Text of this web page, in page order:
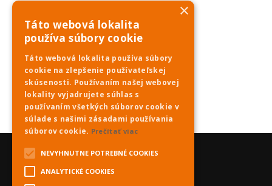
×
Táto webová lokalita
používa súbory cookie
Táto webová lokalita používa súbory
cookie na zlepšenie používateľskej
skúsenosti. Používaním našej webovej
lokality vyjadrujete súhlas s
používaním všetkých súborov cookie v
súlade s našimi zásadami používania
súborov cookie. Prečítať viac
NEVYHNUTNE POTREBNÉ COOKIES
ANALYTICKÉ COOKIES